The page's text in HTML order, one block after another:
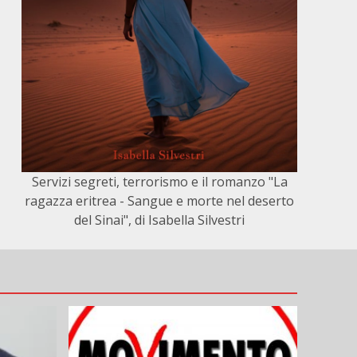
Servizi segreti, terrorismo e il romanzo "La
ragazza eritrea - Sangue e morte nel deserto
del Sinai", di Isabella Silvestri